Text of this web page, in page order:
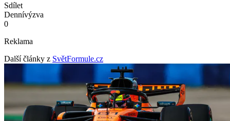
Sdílet
Dennívýzva
0
Reklama
Další články z SvětFormule.cz